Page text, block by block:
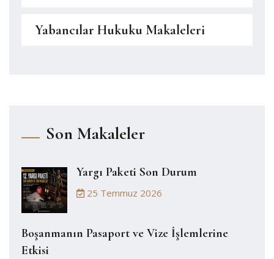
Yabancılar Hukuku Makaleleri
Son Makaleler
Yargı Paketi Son Durum
25 Temmuz 2026
Boşanmanın Pasaport ve Vize İşlemlerine
Etkisi